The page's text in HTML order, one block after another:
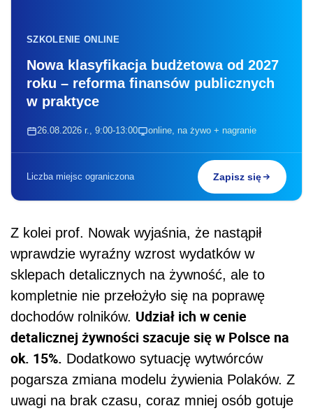
SZKOLENIE ONLINE
Nowa klasyfikacja budżetowa od 2027
roku – reforma finansów publicznych
w praktyce
26.08.2026 r., 9:00-13:00 online, na żywo + nagranie
Liczba miejsc ograniczona Zapisz się
Z kolei prof. Nowak wyjaśnia, że nastąpił
wprawdzie wyraźny wzrost wydatków w
sklepach detalicznych na żywność, ale to
kompletnie nie przełożyło się na poprawę
dochodów rolników. Udział ich w cenie
detalicznej żywności szacuje się w Polsce na
ok. 15%. Dodatkowo sytuację wytwórców
pogarsza zmiana modelu żywienia Polaków. Z
uwagi na brak czasu, coraz mniej osób gotuje